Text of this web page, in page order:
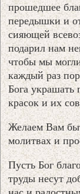
прошедшее
передышки и
сияющей
подарил нам
чтобы мы
каждый раз
Бога украшать
красок и их
Желаем Вам
молитвах и
Пусть Бог
труды несут